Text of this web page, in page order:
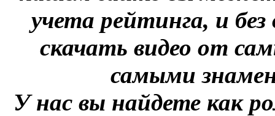
учета рейтинга, и
скачать видео от
самыми
У нас вы найдете как